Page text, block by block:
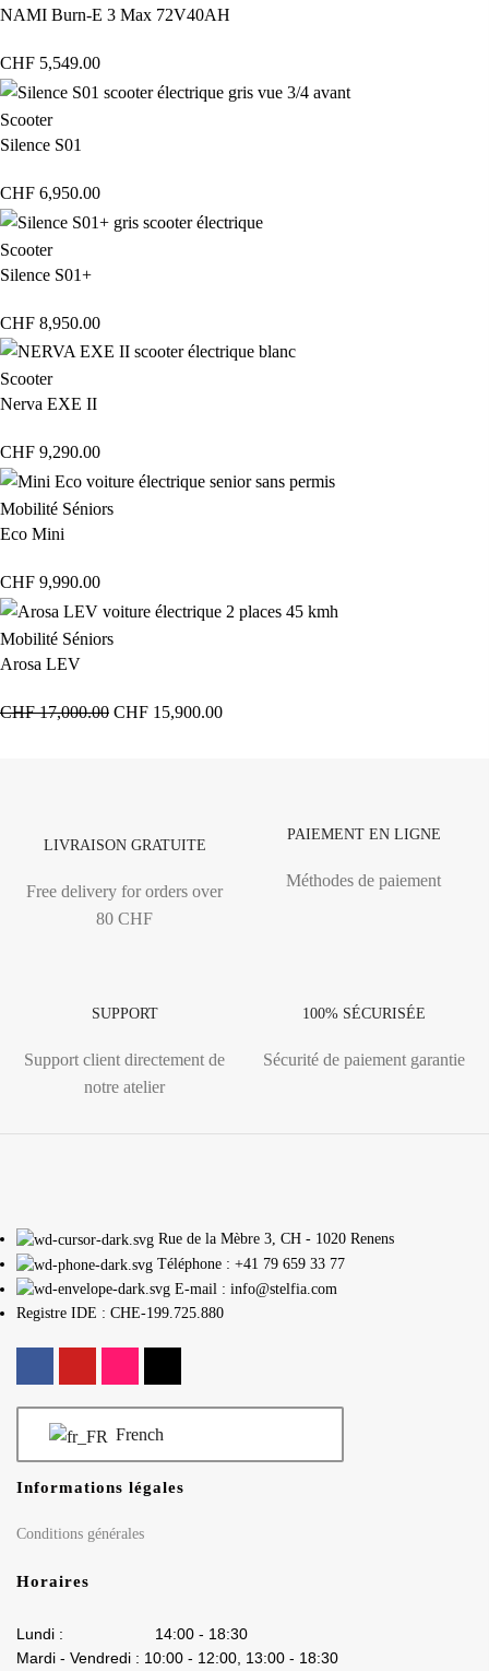
NAMI Burn-E 3 Max 72V40AH
CHF 5,549.00
Scooter
Silence S01
CHF 6,950.00
Scooter
Silence S01+
CHF 8,950.00
Scooter
Nerva EXE II
CHF 9,290.00
Mobilité Séniors
Eco Mini
CHF 9,990.00
Mobilité Séniors
Arosa LEV
CHF17,000.00 CHF 15,900.00
LIVRAISON GRATUITE
Free delivery for orders over
80 CHF
PAIEMENT EN LIGNE
Méthodes de paiement
SUPPORT
Support client directement de
notre atelier
100% SÉCURISÉE
Sécurité de paiement garantie
Rue de la Mèbre 3, CH - 1020 Renens
Téléphone : +41 79 659 33 77
E-mail : info@stelfia.com
Registre IDE : CHE-199.725.880
French
Informations légales
Conditions générales
Horaires
Lundi : 14:00 - 18:30
Mardi - Vendredi : 10:00 - 12:00, 13:00 - 18:30